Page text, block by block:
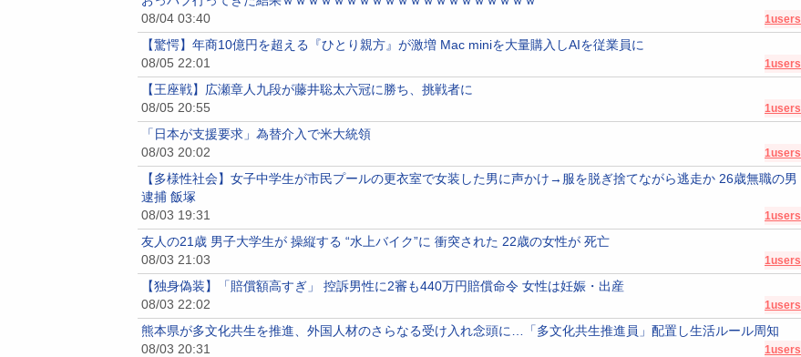
08/04 03:40
1users
【驚愕】年商10億円を超える『ひとり親方』が激増 Mac miniを大量購入しAIを従業員に
08/05 22:01
1users
【王座戦】広瀬章人九段が藤井聡太六冠に勝ち、挑戦者に
08/05 20:55
1users
「日本が支援要求」為替介入で米大統領
08/03 20:02
1users
【多様性社会】女子中学生が市民プールの更衣室で女装した男に声かけ→服を脱ぎ捨てながら逃走か 26歳無職の男
逮捕 飯塚
08/03 19:31
1users
友人の21歳 男子大学生が 操縦する “水上バイク”に 衝突された 22歳の女性が 死亡
08/03 21:03
1users
【独身偽装】「賠償額高すぎ」 控訴男性に2審も440万円賠償命令 女性は妊娠・出産
08/03 22:02
1users
熊本県が多文化共生を推進、外国人材のさらなる受け入れ念頭に…「多文化共生推進員」配置し生活ルール周知
08/03 20:31
1users